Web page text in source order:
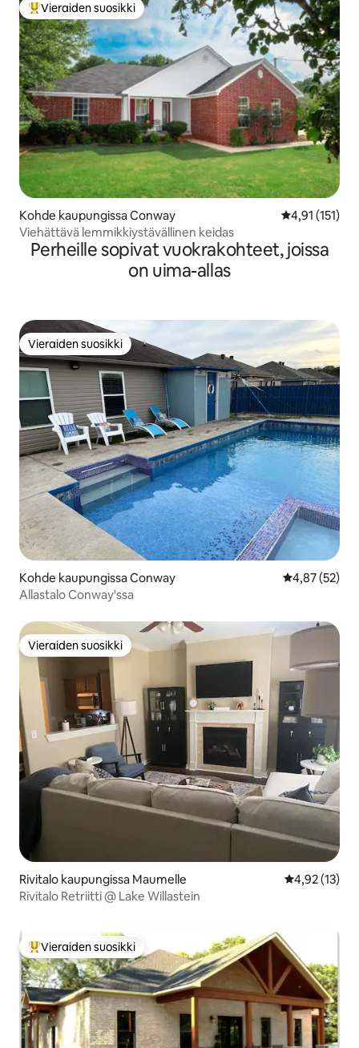
Vieraiden suosikkien parhaimmistoa
Vieraiden suosikki
Kohde kaupungissa Conway
4,91 (151)
Viehättävä lemmikkiystävällinen keidas
Perheille sopivat vuokrakohteet, joissa
on uima-allas
Vieraiden suosikki
Vieraiden suosikki
Kohde kaupungissa Conway
4,87 (52)
Allastalo Conway'ssa
Vieraiden suosikki
Vieraiden suosikki
Rivitalo kaupungissa Maumelle
4,92 (13)
Rivitalo Retriitti @ Lake Willastein
Vieraiden suosikkien parhaimmistoa
Vieraiden suosikki